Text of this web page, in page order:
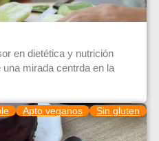
en dietética y nutrición
mirada centrda en la
Apto veganos Sin gluten